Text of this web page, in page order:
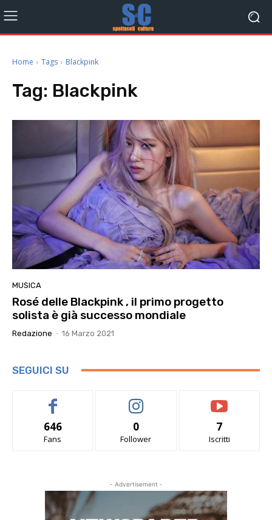
Home Tags Blackpink
Tag: Blackpink
MUSICA
Rosé delle Blackpink , il primo progetto
solista è già successo mondiale
Redazione - 16 Marzo 2021
SEGUICI SU
646
Fans
0
Follower
7
Iscritti
- Advertisement -